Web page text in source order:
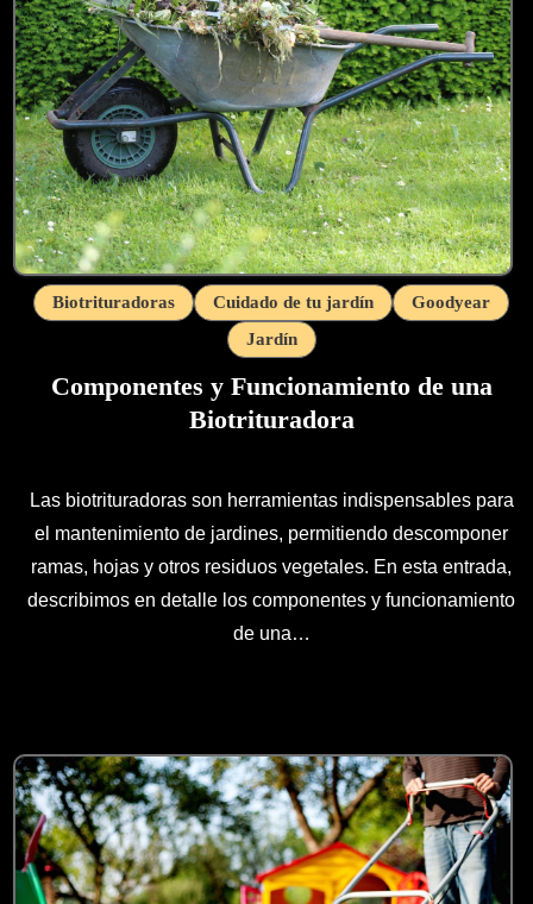
Biotrituradoras Cuidado de tu jardín
Goodyear
Jardín
Componentes y Funcionamiento de una
Biotrituradora
Las biotrituradoras son herramientas indispensables para
el mantenimiento de jardines, permitiendo descomponer
ramas, hojas y otros residuos vegetales. En esta entrada,
describimos en detalle los componentes y funcionamiento
de una…